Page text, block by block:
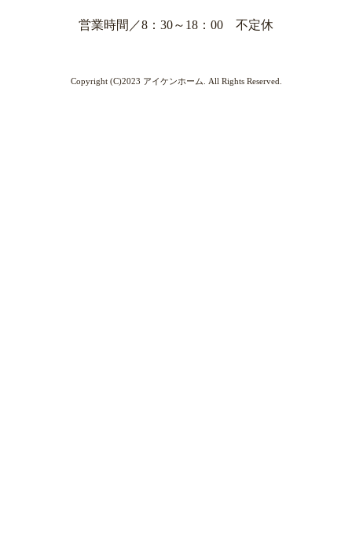
営業時間／8：30～18：00 不定休
Copyright (C)2023 アイケンホーム. All Rights Reserved.